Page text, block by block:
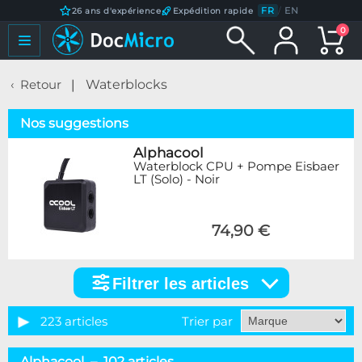
26 ans d'expérience Expédition rapide FR / EN
0
Retour Waterblocks
Nos suggestions
Alphacool
Waterblock CPU + Pompe Eisbaer
LT (Solo) - Noir
74,90 €
articles
Catégorie
Filtrer les articles
223 articles Trier par